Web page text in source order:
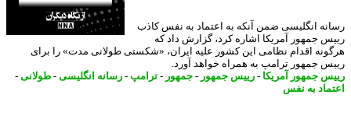
انگلیسی ضمن آنکه به اعتماد به نفس کاذب
جمهور آمریکا اشاره کرد، گزارش داد که
اقدام نظامی این کشور علیه ایران، «شکستی طولانی مدت» را برای
جمهور ترامپ به همراه خواهد آورد.
جمهور آمریکا- رییس جمهور-جمهور-ترامپ -رسانه انگلیسی-طولانی-
به نفس